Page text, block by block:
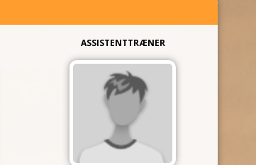
ASSISTENTTRÆNER